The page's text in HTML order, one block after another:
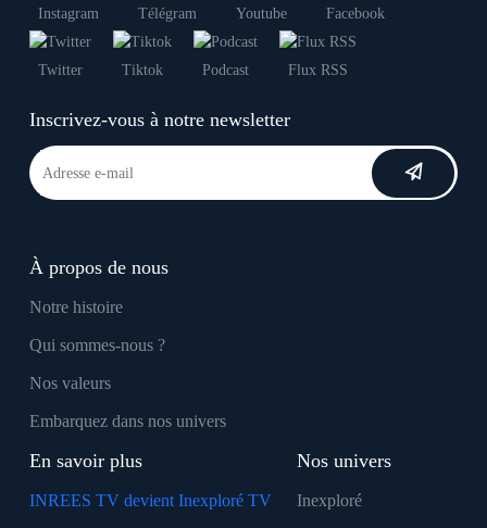
Instagram Télégram Youtube Facebook
Twitter Tiktok Podcast Flux RSS
Inscrivez-vous à notre newsletter
À propos de nous
Notre histoire
Qui sommes-nous ?
Nos valeurs
Embarquez dans nos univers
En savoir plus
INREES TV devient Inexploré TV
Nos univers
Inexploré